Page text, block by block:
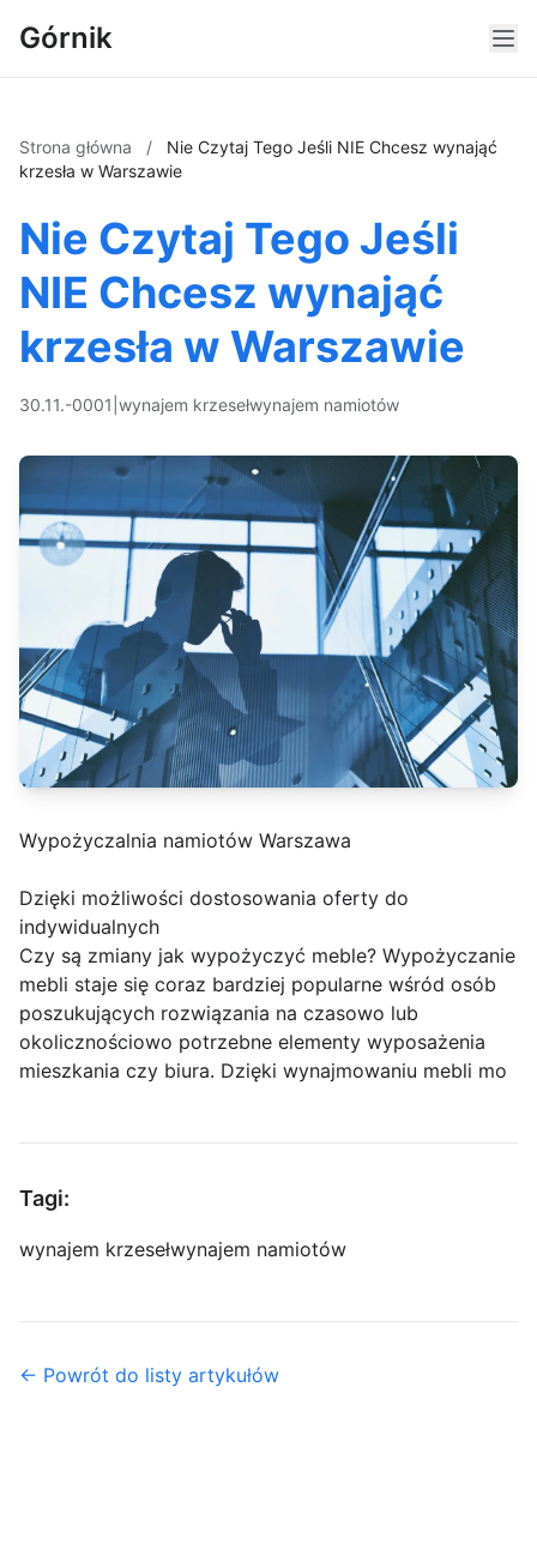
Górnik
Strona główna /
Nie Czytaj Tego Jeśli NIE Chcesz wynająć
krzesła w Warszawie
Nie Czytaj Tego Jeśli
NIE Chcesz wynająć
krzesła w Warszawie
30.11.-0001 wynajem krzesełwynajem namiotów
Wypożyczalnia namiotów Warszawa
Dzięki możliwości dostosowania oferty do
indywidualnych
Czy są zmiany jak wypożyczyć meble? Wypożyczanie
mebli staje się coraz bardziej popularne wśród osób
poszukujących rozwiązania na czasowo lub
okolicznościowo potrzebne elementy wyposażenia
mieszkania czy biura. Dzięki wynajmowaniu mebli mo
Tagi:
wynajem krzesełwynajem namiotów
← Powrót do listy artykułów